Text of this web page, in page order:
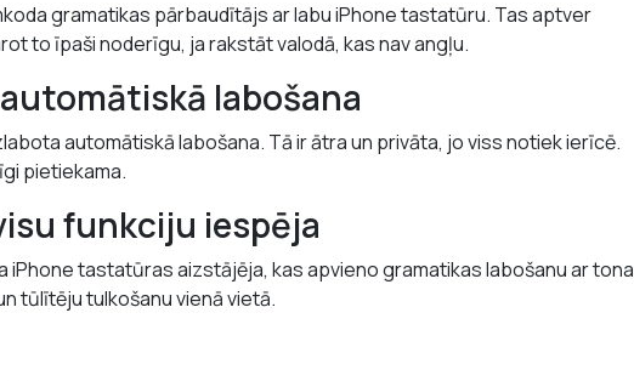
gramatikas pārbaudītājs ar labu iPhone tastatūru. Tas aptver
to īpaši noderīgu, ja rakstāt valodā, kas nav angļu.
labošana
automātiskā labošana. Tā ir ātra un privāta, jo viss notiek ierīcē.
pietiekama.
funkciju iespēja
iPhone tastatūras aizstājēja, kas apvieno gramatikas labošanu ar tona
tūlītēju tulkošanu vienā vietā.